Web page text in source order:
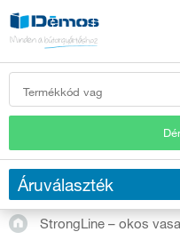
Áruválaszték
StrongLine – okos